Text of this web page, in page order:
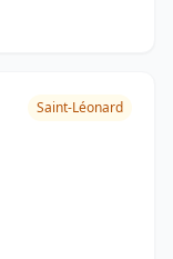
Saint-Léonard